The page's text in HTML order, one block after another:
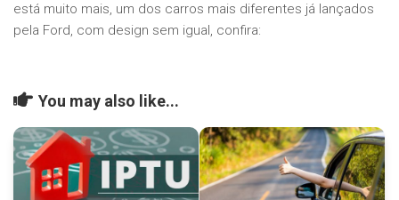
está muito mais, um dos carros mais diferentes já lançados
pela Ford, com design sem igual, confira:
You may also like...